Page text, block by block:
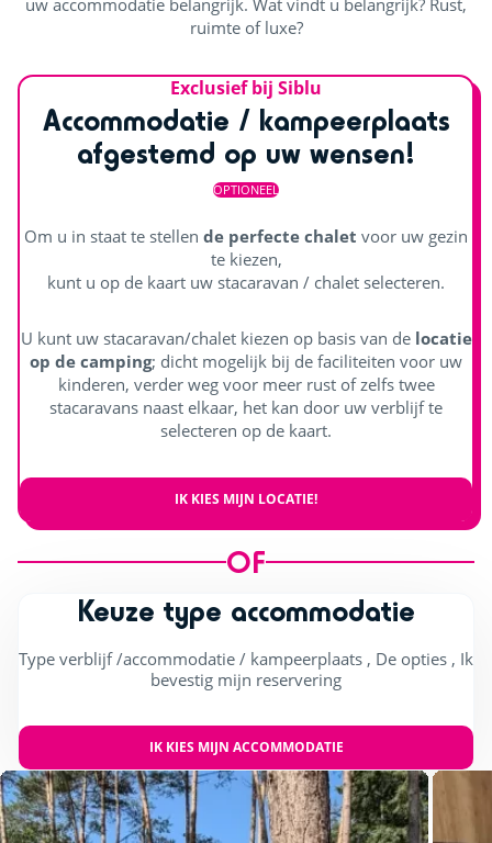
ruimte of luxe?
Exclusief bij Siblu
Accommodatie / kampeerplaats
afgestemd op uw wensen!
OPTIONEEL
Om u in staat te stellen de perfecte chalet voor uw gezin
te kiezen,
kunt u op de kaart uw stacaravan / chalet selecteren.
U kunt uw stacaravan/chalet kiezen op basis van delocatie
op de camping; dicht mogelijk bij de faciliteiten voor uw
kinderen, verder weg voor meer rust of zelfs twee
stacaravans naast elkaar, het kan door uw verblijf te
selecteren op de kaart.
IK KIES MIJN LOCATIE!
OF
Keuze type accommodatie
Type verblijf /accommodatie / kampeerplaats , De opties , Ik
bevestig mijn reservering
IK KIES MIJN ACCOMMODATIE